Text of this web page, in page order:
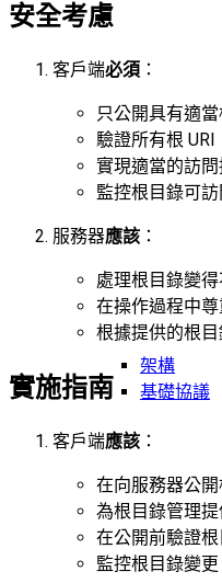
架構
基礎協議
安全考慮
客戶端必須 ：
只公開具有適
驗證所有根
實現適當的訪問
監控根目錄可
服務器應該 ：
處理根目錄變
在操作過程中
根據提供的根
實施指南
客戶端應該 ：
在向服務器公
為根目錄管理
在公開前驗證
監控根目錄變更